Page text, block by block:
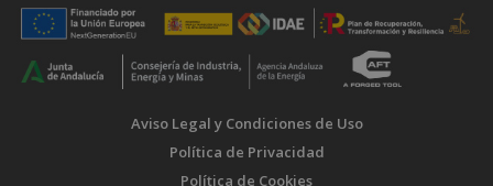
Aviso Legal y Condiciones de Uso
Política de Privacidad
Política de Cookies